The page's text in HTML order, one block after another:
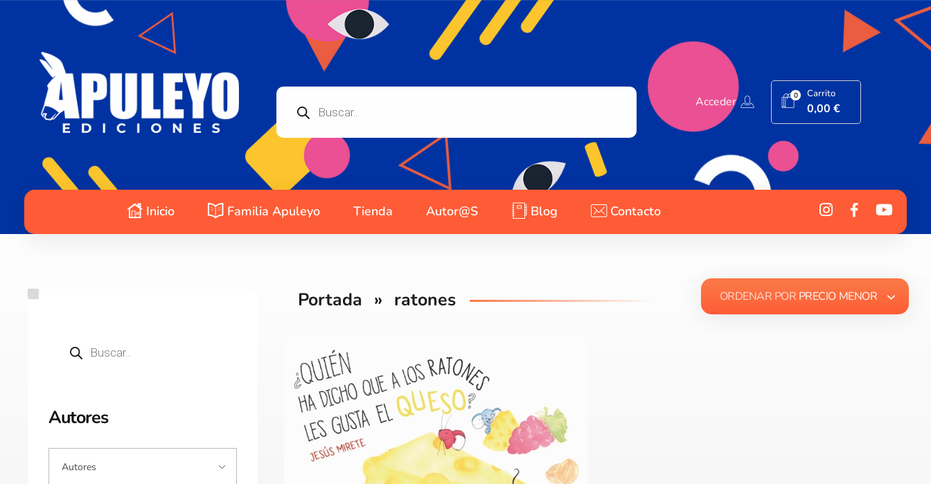
Acceder 0 Carrito
0,00€
Inicio Familia Apuleyo Tienda Autor@s Blog Contacto
Portada » ratones ORDENAR POR PRECIO MENOR
Autores